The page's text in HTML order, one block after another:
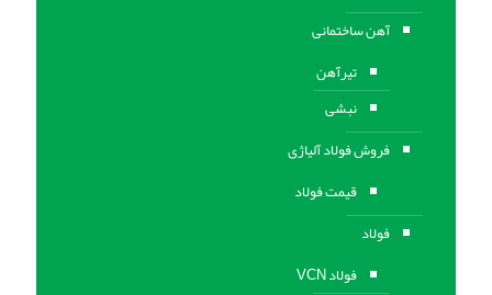
آهن ساختمانی
تیرآهن
نبشی
فروش فولاد آلیاژی
قیمت فولاد
فولاد
فولاد VCN